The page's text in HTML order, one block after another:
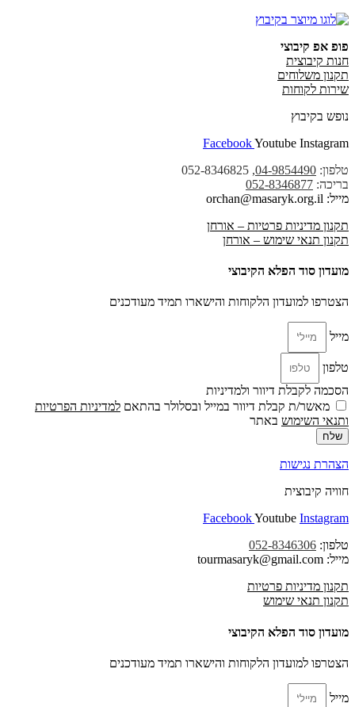
פופ אפ קיבוצי
חנות קיבוצית
תקנון משלוחים
שירות לקוחות
נופש בקיבוץ
FacebookYoutube Instagram
טלפון: 04-9854490
, 052-8346825
בריכה: 052-8346877
מייל: orchan@masaryk.org.il
תקנון מדיניות פרטיות – אורחן
תקנון תנאי שימוש – אורחן
מועדון סוד הפלא הקיבוצי
הצטרפו למועדון הלקוחות והישארו תמיד מעודכנים
מייל
טלפון
הסכמה לקבלת דיוור ולמדיניות
מאשר/ת קבלת דיוור במייל ובסלולר בהתאם למדיניות הפרטיות
ותנאי השימוש באתר
שלח
הצהרת נגישות
חוויה קיבוצית
FacebookYoutube Instagram
טלפון: 052-8346306
מייל: tourmasaryk@gmail.com
תקנון מדיניות פרטיות
תקנון תנאי שימוש
מועדון סוד הפלא הקיבוצי
הצטרפו למועדון הלקוחות והישארו תמיד מעודכנים
מייל